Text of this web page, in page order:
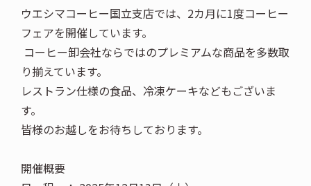
ウエシマコーヒー国立支店では、2カ月に1度コーヒー
フェアを開催しています。
​ コーヒー卸会社ならではのプレミアムな商品を多数取
り揃えています。​
レストラン仕様の食品、冷凍ケーキなどもございま
す。​
皆様のお越しをお待ちしております。​
開催概要​